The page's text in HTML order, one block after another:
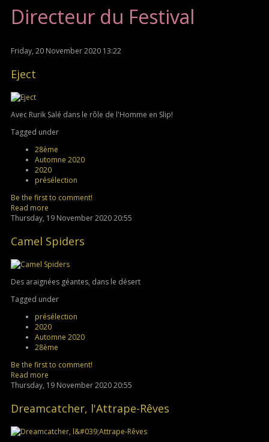
Directeur du Festival
Friday, 20 November 2020 13:22
Eject
Avec Rurik Salé dans le rôle de l'Homme en Slip!
Tagged under
28ème
Automne 2020
2020
présélection
Be the first to comment!
Read more
Thursday, 19 November 2020 20:55
Camel Spiders
Des araignées géantes, dans le désert
Tagged under
présélection
2020
Automne 2020
28ème
Be the first to comment!
Read more
Thursday, 19 November 2020 20:55
Dreamcatcher, l'Attrape-Rêves